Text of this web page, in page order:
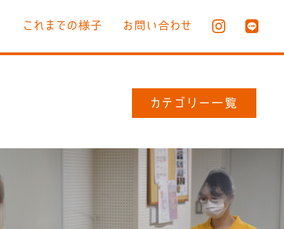
これまでの様子 お問い合わせ
カテゴリー一覧